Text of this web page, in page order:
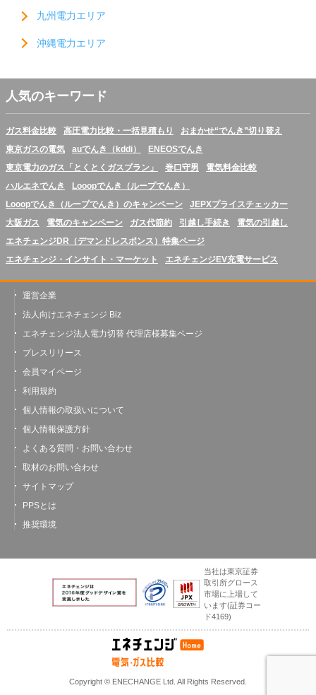
九州電力エリア
沖縄電力エリア
人気のキーワード
ガス料金比較 高圧電力比較・一括見積もり
おまかせ“でんき”切り替え
東京ガスの電気
auでんき（kddi）
ENEOSでんき
東京電力のガス「とくとくガスプラン」
巻口守男
電気料金比較
ハルエネでんき
Looopでんき（ループでんき）
Looopでんき（ループでんき）のキャンペーン
JEPXプライスチェッカー
大阪ガス
電気のキャンペーン ガス代節約 引越し手続き
電気の引越し
エネチェンジDR（デマンドレスポンス）特集ページ
エネチェンジ・インサイト・マーケット
エネチェンジEV充電サービス
運営企業
法人向けエネチェンジ Biz
エネチェンジ法人電力切替 代理店様募集ページ
プレスリリース
会員マイページ
利用規約
個人情報の取扱いについて
個人情報保護方針
よくある質問・お問い合わせ
取材のお問い合わせ
サイトマップ
PPSとは
推奨環境
当社は東京証券
取引所グロース
市場に上場して
います(証券コー
ド4169)
Copyright © ENECHANGE Ltd. All Rights Reserved.